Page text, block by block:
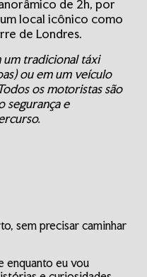
de 2h, por
local icônico como
de Londres.
tradicional táxi
ou em um veículo
os motoristas são
segurança e
sem precisar caminhar
enquanto eu vou